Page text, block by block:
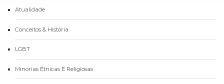
Atualidade
Conceitos & História
LGBT
Minorias Étnicas E Religiosas